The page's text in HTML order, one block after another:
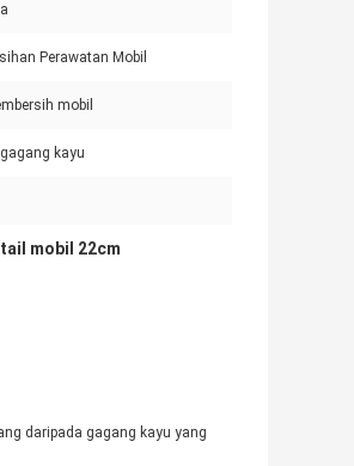
Perawatan Mobil
mobil
kayu
mobil 22cm
daripada gagang kayu yang